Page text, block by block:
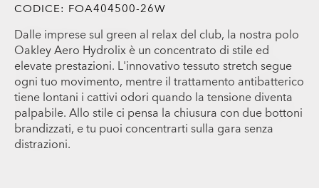
CODICE: FOA404500-26W
Dalle imprese sul green al relax del club, la nostra polo
Oakley Aero Hydrolix è un concentrato di stile ed
elevate prestazioni. L'innovativo tessuto stretch segue
ogni tuo movimento, mentre il trattamento antibatterico
tiene lontani i cattivi odori quando la tensione diventa
palpabile. Allo stile ci pensa la chiusura con due bottoni
brandizzati, e tu puoi concentrarti sulla gara senza
distrazioni.